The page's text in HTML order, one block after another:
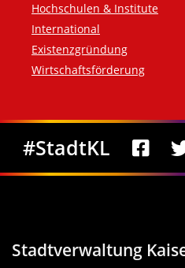
Hochschulen & Institute
International
Existenzgründung
Wirtschaftsförderung
Social Media
#StadtKL
Stadtverwaltung